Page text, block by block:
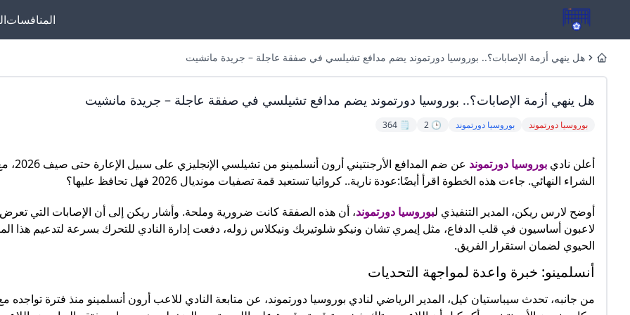
المنافسات
Homeهل ينهي أزمة الإصابات؟.. بوروسيا دورتموند يضم مدافع تشيلسي في صفقة عاجلة – جريدة مانشيت
هل ينهي أزمة الإصابات؟.. بوروسيا دورتموند يضم مدافع تشيلسي في صفقة عاجلة – جريدة مانشيت
بوروسيا دورتموند بوروسيا دورتموند 🕒 2
🗒️ 364
أعلن نادي بوروسيا دورتموند
عن ضم المدافع الأرجنتيني أرون
الشراء النهائي. جاءت هذه الخطوة اقرأ أيضًا:عودة نارية.. كرواتيا تستعيد قمة تصفيات مونديال 2026 فهل تحافظ عليها؟
أوضح لارس ريكن، المدير التنفيذي لبوروسيا دورتموند، أن هذه الصفقة كانت ضرورية وملحة. وأشار ريكن إلى أن الإصابات التي تعرض
لاعبون أساسيون في قلب الدفاع، مثل إيمري تشان ونيكو شلوتيربك ونيكلاس زوله، دفعت إدارة النادي للتحرك بسرعة لتدعيم هذا
الحيوي لضمان استقرار الفريق.
أنسلمينو: خبرة واعدة لمواجهة التحديات
من جانبه، تحدث سيباستيان كيل، المدير الرياضي لنادي بوروسيا دورتموند، عن متابعة النادي للاعب أرون أنسلمينو منذ فترة تواجده
العربي. هنا هتلاقي
بوروسيا دورتموند
نتائج المباريات،
الألماني، وتحليلات
والإحصائيات،